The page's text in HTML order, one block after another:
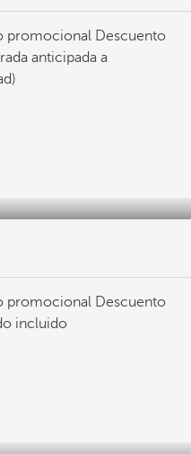
promocional Descuento
anticipada a
promocional Descuento
incluido